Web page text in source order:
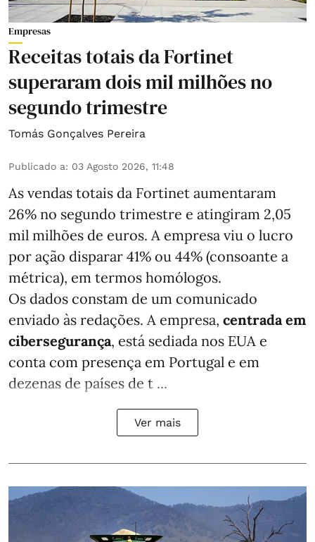
Empresas
Receitas totais da Fortinet
superaram dois mil milhões no
segundo trimestre
Tomás Gonçalves Pereira
Publicado a: 03 Agosto 2026, 11:48
As vendas totais da Fortinet aumentaram
26% no segundo trimestre e atingiram 2,05
mil milhões de euros. A empresa viu o lucro
por ação disparar 41% ou 44% (consoante a
métrica), em termos homólogos.
Os dados constam de um comunicado
enviado às redações. A empresa, centrada em
cibersegurança, está sediada nos EUA e
conta com presença em Portugal e em
dezenas de países de t ...
Ver mais